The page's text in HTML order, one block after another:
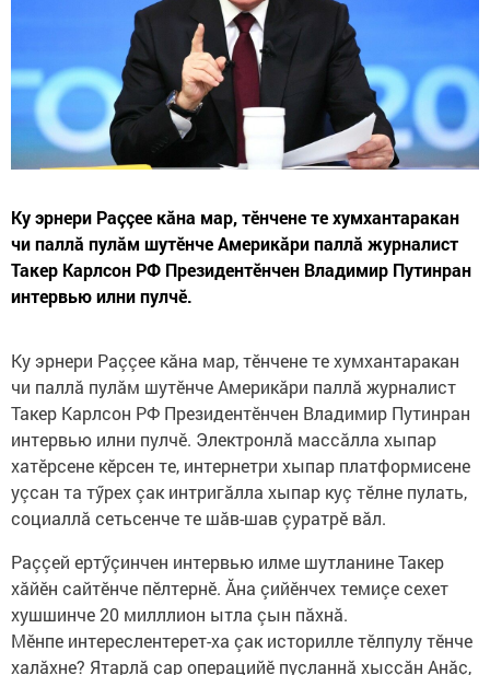
Ку эрнери Раççее кăна мар, тӗнчене те хумхантаракан
чи паллă пулăм шутӗнче Америкăри паллă журналист
Такер Карлсон РФ Президентӗнчен Владимир Путинран
интервью илни пулчӗ.
Ку эрнери Раççее кăна мар, тӗнчене те хумхантаракан
чи паллă пулăм шутӗнче Америкăри паллă журналист
Такер Карлсон РФ Президентӗнчен Владимир Путинран
интервью илни пулчӗ. Электронлă массăлла хыпар
хатӗрсене кӗрсен те, интернетри хыпар платформисене
уçсан та тӳрех çак интригăлла хыпар куç тӗлне пулать,
социаллă сетьсенче те шăв-шав çуратрӗ вăл.
Раççей ертӳçинчен интервью илме шутланине Такер
хăйӗн сайтӗнче пӗлтернӗ. Ăна çийӗнчех темиçе сехет
хушшинче 20 милллион ытла çын пăхнă.
Мӗнпе интереслентерет-ха çак историлле тӗлпулу тӗнче
халăхне? Ятарлă çар операцийӗ пуçланнă хыççăн Анăç,